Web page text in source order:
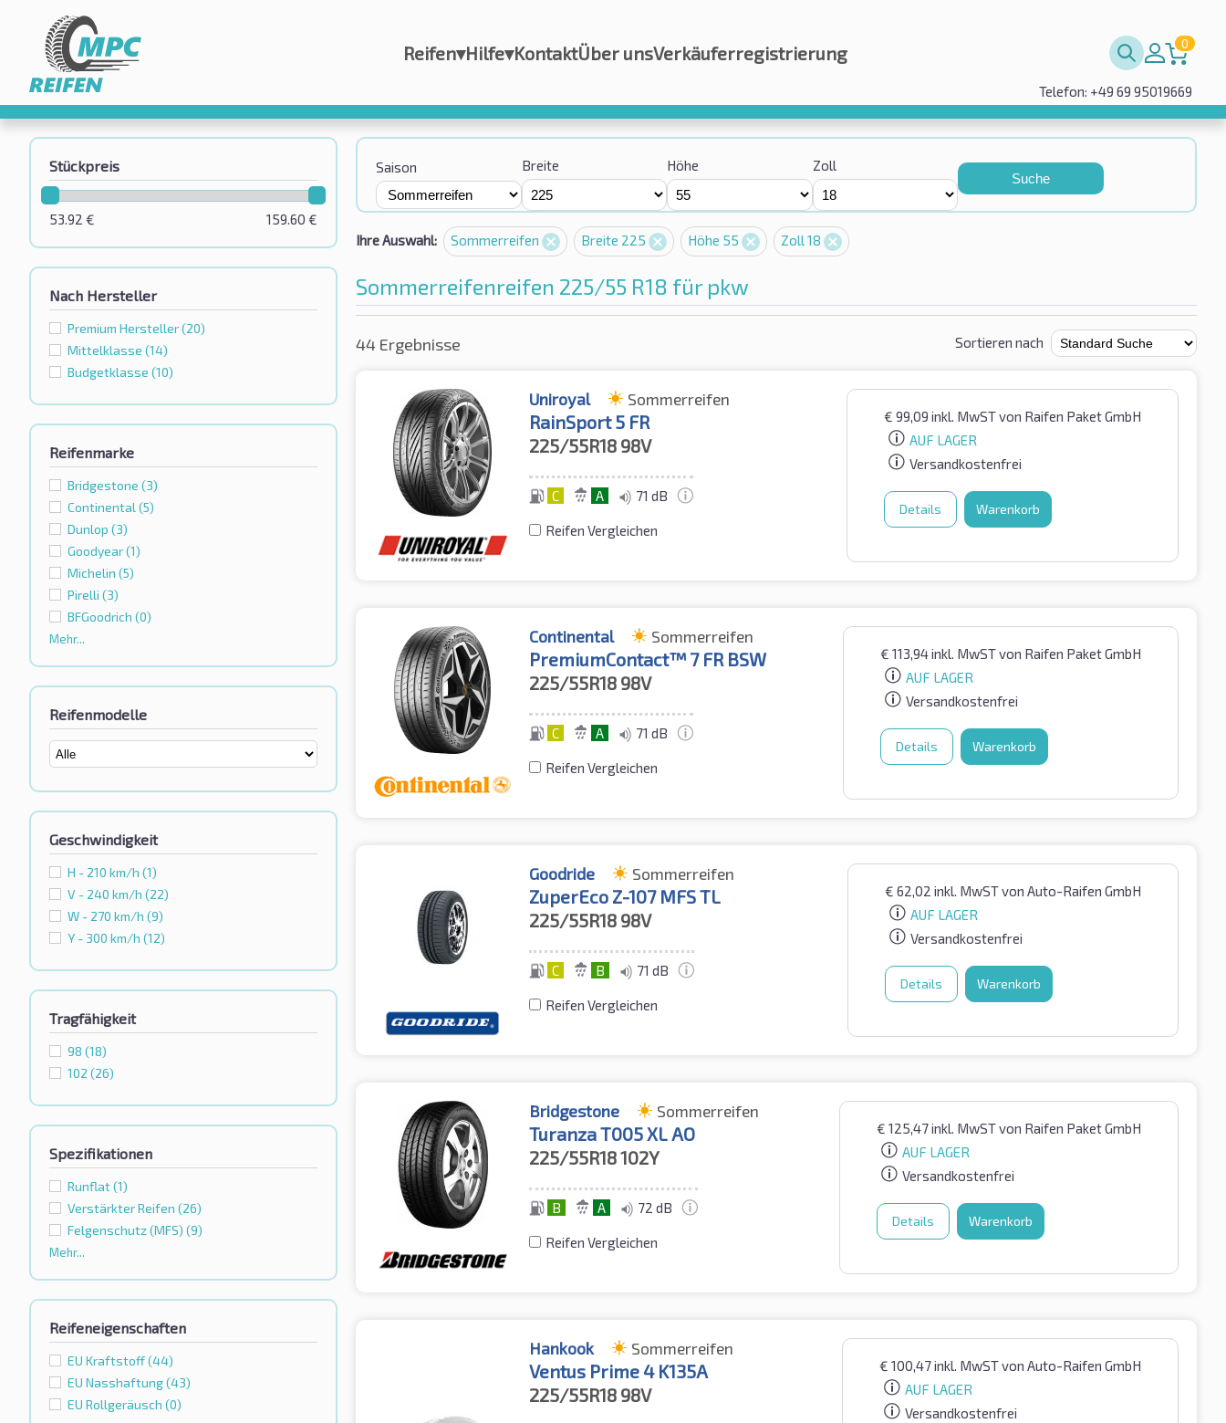
Reifen▾Hilfe▾KontaktÜber unsVerkäuferregistrierung 0
Telefon: +49 69 95019669
Stückpreis
159.60 €
53.92 €
Nach Hersteller
Premium Hersteller(20)
Mittelklasse (14)
Budgetklassе (10)
Reifenmarke
Bridgestone (3)
Continental (5)
Dunlop (3)
Goodyear(1)
Michelin (5)
Pirelli (3)
BFGoodrich (0)
Mehr...
Reifenmodelle
Geschwindigkeit
H - 210 km/h (1)
V - 240 km/h (22)
W - 270 km/h (9)
Y - 300 km/h (12)
Tragfähigkeit
98 (18)
102 (26)
Spezifikationen
Runflat(1)
Verstärkter Reifen (26)
Felgenschutz (MFS) (9)
Mehr...
Reifeneigenschaften
EU Kraftstoff(44)
EU Nasshaftung(43)
EU Rollgeräusch (0)
Saison Breite Höhe Zoll
Suche
Ihre Auswahl: Sommerreifen Breite 225 Höhe 55 Zoll 18
Sommerreifenreifen 225/55 R18 für pkw
44 Ergebnisse Sortieren nach
Uniroyal Sommerreifen
RainSport 5 FR
225/55R18 98V
C A 71 dB
Reifen Vergleichen
€ 99,09 inkl. MwSTvon Raifen Paket GmbH
AUF LAGER
Versandkostenfrei
Details Warenkorb
Continental Sommerreifen
PremiumContact™ 7 FR BSW
225/55R18 98V
C A 71 dB
Reifen Vergleichen
€ 113,94inkl. MwSTvon Raifen Paket GmbH
AUF LAGER
Versandkostenfrei
Details Warenkorb
Goodride Sommerreifen
ZuperEco Z-107 MFS TL
225/55R18 98V
C B 71 dB
Reifen Vergleichen
€ 62,02 inkl. MwSTvon Auto-Raifen GmbH
AUF LAGER
Versandkostenfrei
Details Warenkorb
Bridgestone Sommerreifen
Turanza T005 XL AO
225/55R18102Y
B A 72 dB
Reifen Vergleichen
€ 125,47inkl. MwSTvon Raifen Paket GmbH
AUF LAGER
Versandkostenfrei
Details Warenkorb
Hankook Sommerreifen
Ventus Prime 4 K135A
225/55R18 98V
€ 100,47inkl. MwSTvon Auto-Raifen GmbH
AUF LAGER
Versandkostenfrei